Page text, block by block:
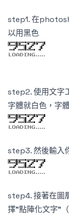
step1. 在
以用黑色
step2. 使用文字
字體就白色，字
step3. 然後輸入
step4. 接著在圖
擇"點陣化文字"（